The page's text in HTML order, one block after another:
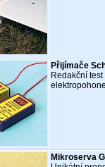
Přijímače
Redakční
Mikroserva